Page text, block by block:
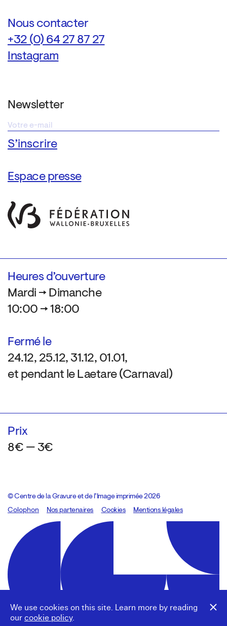
We use cookies on this site. Learn more by reading
our cookie policy.
Nous contacter
+32 (0) 64 27 87 27
Instagram
Newsletter
Espace presse
Heures d’ouverture
Mardi → Dimanche
10:00 → 18:00
Fermé le
24.12, 25.12, 31.12, 01.01,
et pendant le Laetare (Carnaval)
Prix
8€ — 3€
© Centre de la Gravure et de l’Image imprimée 2026
Colophon
Design:Marcel Kaczmarek, code:8080.studio
Nos partenaires Cookies Mentions légales